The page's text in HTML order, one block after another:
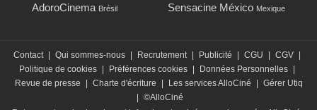
AdoroCinema Brésil Sensacine México Mexique
Contact | Qui sommes-nous | Recrutement | Publicité | CGU | CGV |
Politique de cookies | Préférences cookies | Données Personnelles |
Revue de presse
| Charte d'écriture | Les services AlloCiné | Gérer Utiq
| ©AlloCiné